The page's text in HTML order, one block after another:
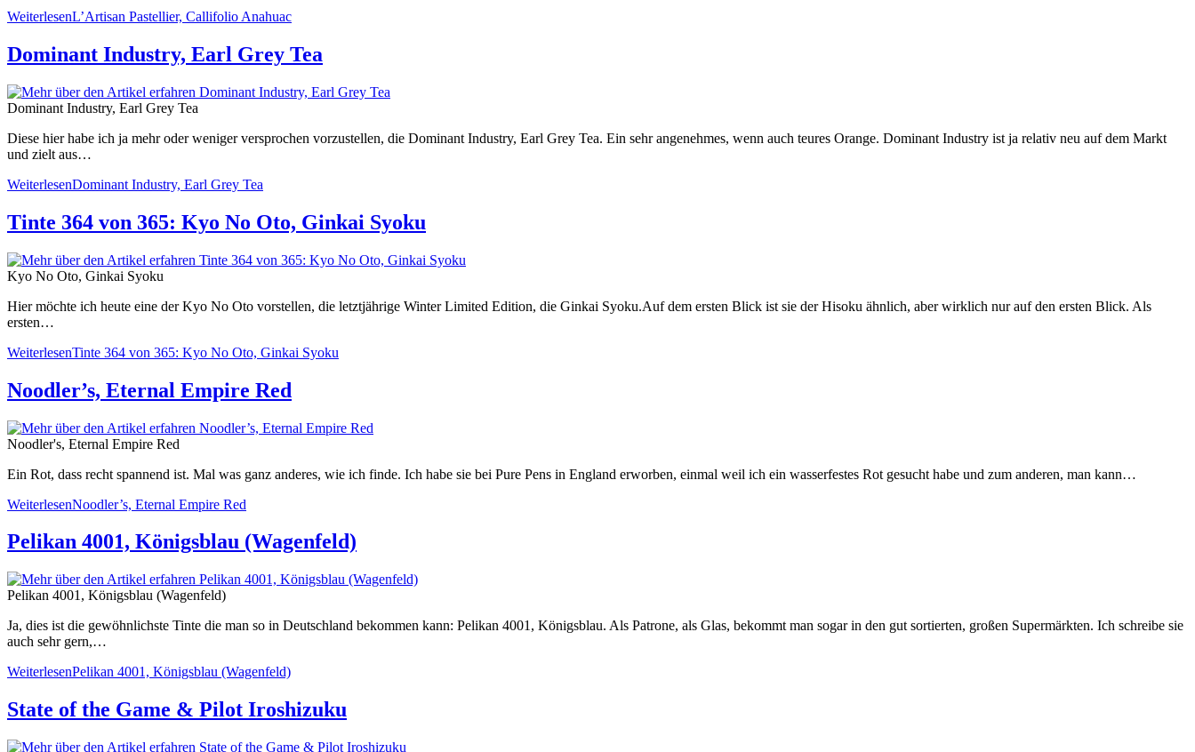
WeiterlesenL’Artisan Pastellier, Callifolio Anahuac
Dominant Industry, Earl Grey Tea
Dominant Industry, Earl Grey Tea
Diese hier habe ich ja mehr oder weniger versprochen vorzustellen, die Dominant Industry, Earl Grey Tea. Ein sehr angenehmes, wenn auch teures Orange. Dominant Industry ist ja relativ neu auf dem Markt
und zielt aus…
WeiterlesenDominant Industry, Earl Grey Tea
Tinte 364 von 365: Kyo No Oto, Ginkai Syoku
Kyo No Oto, Ginkai Syoku
Hier möchte ich heute eine der Kyo No Oto vorstellen, die letztjährige Winter Limited Edition, die Ginkai Syoku.Auf dem ersten Blick ist sie der Hisoku ähnlich, aber wirklich nur auf den ersten Blick. Als
ersten…
WeiterlesenTinte 364 von 365: Kyo No Oto, Ginkai Syoku
Noodler’s, Eternal Empire Red
Noodler's, Eternal Empire Red
Ein Rot, dass recht spannend ist. Mal was ganz anderes, wie ich finde. Ich habe sie bei Pure Pens in England erworben, einmal weil ich ein wasserfestes Rot gesucht habe und zum anderen, man kann…
WeiterlesenNoodler’s, Eternal Empire Red
Pelikan 4001, Königsblau (Wagenfeld)
Pelikan 4001, Königsblau (Wagenfeld)
Ja, dies ist die gewöhnlichste Tinte die man so in Deutschland bekommen kann: Pelikan 4001, Königsblau. Als Patrone, als Glas, bekommt man sogar in den gut sortierten, großen Supermärkten. Ich schreibe sie
auch sehr gern,…
WeiterlesenPelikan 4001, Königsblau (Wagenfeld)
State of the Game & Pilot Iroshizuku